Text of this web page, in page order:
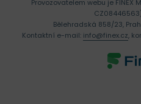
Provozovatelem webu je FINEX
Bělehradská 858/23,
Kontaktní e-mail: info@finex.cz,